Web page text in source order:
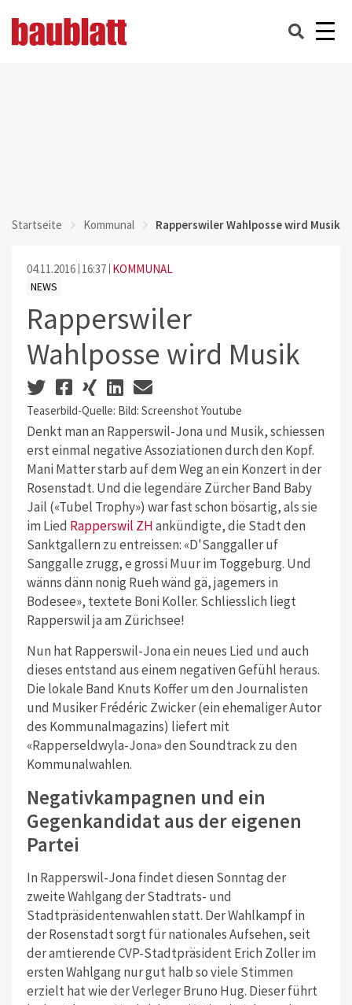
Startseite Kommunal Rapperswiler Wahlposse wird Musik
04.11.2016 16:37 KOMMUNAL
NEWS
Rapperswiler
Wahlposse wird Musik
Teaserbild-Quelle: Bild: Screenshot Youtube
Denkt man an Rapperswil-Jona und Musik, schiessen
erst einmal negative Assoziationen durch den Kopf.
Mani Matter starb auf dem Weg an ein Konzert in der
Rosenstadt. Und die legendäre Zürcher Band Baby
Jail («Tubel Trophy») war fast schon bösartig, als sie
im Lied Rapperswil ZHankündigte, die Stadt den
Sanktgallern zu entreissen: «D'Sanggaller uf
Sanggalle zrugg, e grossi Muur im Toggeburg. Und
wänns dänn nonig Rueh wänd gä, jagemers in
Bodesee», textete Boni Koller. Schliesslich liegt
Rapperswil ja am Zürichsee!
Nun hat Rapperswil-Jona ein neues Lied und auch
dieses entstand aus einem negativen Gefühl heraus.
Die lokale Band Knuts Koffer um den Journalisten
und Musiker Frédéric Zwicker (ein ehemaliger Autor
des Kommunalmagazins) liefert mit
«Rapperseldwyla-Jona» den Soundtrack zu den
Kommunalwahlen.
Negativkampagnen und ein
Gegenkandidat aus der eigenen
Partei
In Rapperswil-Jona findet diesen Sonntag der
zweite Wahlgang der Stadtrats- und
Stadtpräsidentenwahlen statt. Der Wahlkampf in
der Rosenstadt sorgt für nationales Aufsehen, seit
der amtierende CVP-Stadtpräsident Erich Zoller im
ersten Wahlgang nur gut halb so viele Stimmen
erzielt hat wie der Verleger Bruno Hug. Dieser führt